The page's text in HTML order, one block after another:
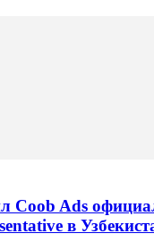
Coob Ads
в